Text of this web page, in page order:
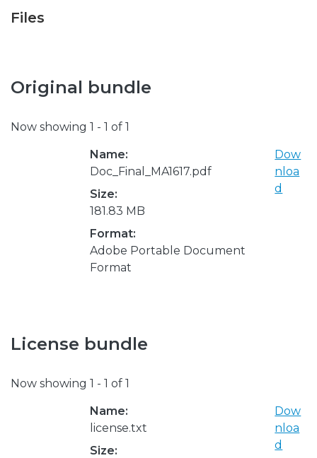
Files
Original bundle
Now showing 1 - 1 of 1
Name:
Doc_Final_MA1617.pdf
Size:
181.83 MB
Format:
Adobe Portable Document
Format
Dow
nloa
d
License bundle
Now showing 1 - 1 of 1
Name:
license.txt
Size:
Dow
nloa
d